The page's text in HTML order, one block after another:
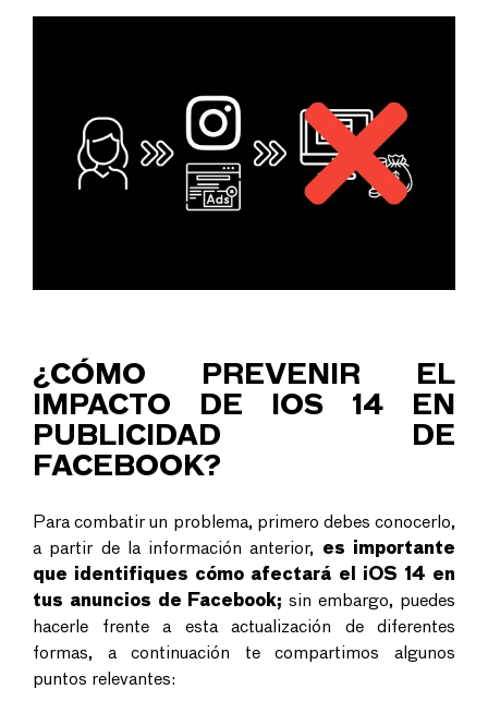
¿CÓMO PREVENIR EL
IMPACTO DE IOS 14 EN
PUBLICIDAD DE
FACEBOOK?
Para combatir un problema, primero debes conocerlo,
a partir de la información anterior, es importante
que identifiques cómo afectará el iOS 14 en
tus anuncios de Facebook; sin embargo, puedes
hacerle frente a esta actualización de diferentes
formas, a continuación te compartimos algunos
puntos relevantes: